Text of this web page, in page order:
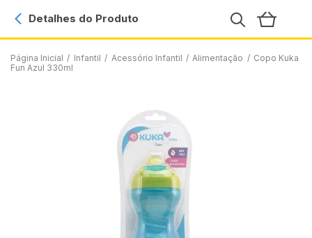
Página Inicial / Infantil / Acessório Infantil / Alimentação / Copo Kuka
Fun Azul 330ml
Detalhes do Produto